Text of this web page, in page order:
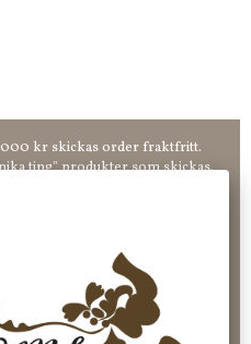
kr skickas order fraktfritt.
ting" produkter som skickas.
mellan alla Klarnas
välja PAYSON betalningstjänst.
ha snabba leveranser!
in hos Jb Home!